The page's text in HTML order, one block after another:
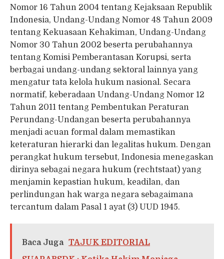
Nomor 16 Tahun 2004 tentang Kejaksaan Republik
Indonesia, Undang-Undang Nomor 48 Tahun 2009
tentang Kekuasaan Kehakiman, Undang-Undang
Nomor 30 Tahun 2002 beserta perubahannya
tentang Komisi Pemberantasan Korupsi, serta
berbagai undang-undang sektoral lainnya yang
mengatur tata kelola hukum nasional. Secara
normatif, keberadaan Undang-Undang Nomor 12
Tahun 2011 tentang Pembentukan Peraturan
Perundang-Undangan beserta perubahannya
menjadi acuan formal dalam memastikan
keteraturan hierarki dan legalitas hukum. Dengan
perangkat hukum tersebut, Indonesia menegaskan
dirinya sebagai negara hukum (rechtstaat) yang
menjamin kepastian hukum, keadilan, dan
perlindungan hak warga negara sebagaimana
tercantum dalam Pasal 1 ayat (3) UUD 1945.
Baca Juga TAJUK EDITORIAL